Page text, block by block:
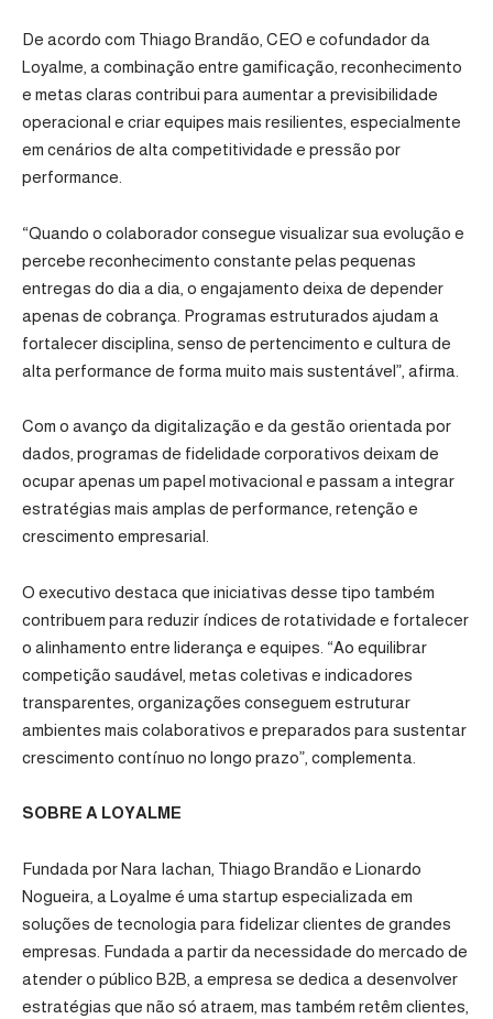
De acordo com Thiago Brandão, CEO e cofundador da
Loyalme, a combinação entre gamificação, reconhecimento
e metas claras contribui para aumentar a previsibilidade
operacional e criar equipes mais resilientes, especialmente
em cenários de alta competitividade e pressão por
performance.
“Quando o colaborador consegue visualizar sua evolução e
percebe reconhecimento constante pelas pequenas
entregas do dia a dia, o engajamento deixa de depender
apenas de cobrança. Programas estruturados ajudam a
fortalecer disciplina, senso de pertencimento e cultura de
alta performance de forma muito mais sustentável”, afirma.
Com o avanço da digitalização e da gestão orientada por
dados, programas de fidelidade corporativos deixam de
ocupar apenas um papel motivacional e passam a integrar
estratégias mais amplas de performance, retenção e
crescimento empresarial.
O executivo destaca que iniciativas desse tipo também
contribuem para reduzir índices de rotatividade e fortalecer
o alinhamento entre liderança e equipes. “Ao equilibrar
competição saudável, metas coletivas e indicadores
transparentes, organizações conseguem estruturar
ambientes mais colaborativos e preparados para sustentar
crescimento contínuo no longo prazo”, complementa.
SOBRE A LOYALME
Fundada por Nara Iachan, Thiago Brandão e Lionardo
Nogueira, a Loyalme é uma startup especializada em
soluções de tecnologia para fidelizar clientes de grandes
empresas. Fundada a partir da necessidade do mercado de
atender o público B2B, a empresa se dedica a desenvolver
estratégias que não só atraem, mas também retêm clientes,